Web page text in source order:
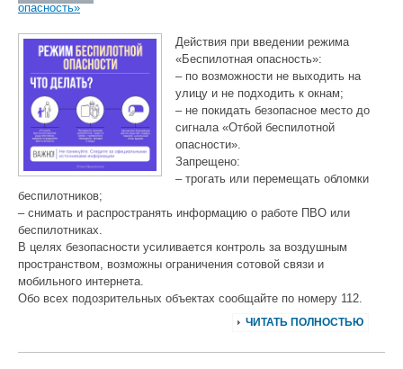
опасность»
Действия при введении режима
«Беспилотная опасность»:
– по возможности не выходить на
улицу и не подходить к окнам;
– не покидать безопасное место до
сигнала «Отбой беспилотной
опасности».
Запрещено:
– трогать или перемещать обломки
беспилотников;
– снимать и распространять информацию о работе ПВО или
беспилотниках.
В целях безопасности усиливается контроль за воздушным
пространством, возможны ограничения сотовой связи и
мобильного интернета.
Обо всех подозрительных объектах сообщайте по номеру 112.
ЧИТАТЬ ПОЛНОСТЬЮ